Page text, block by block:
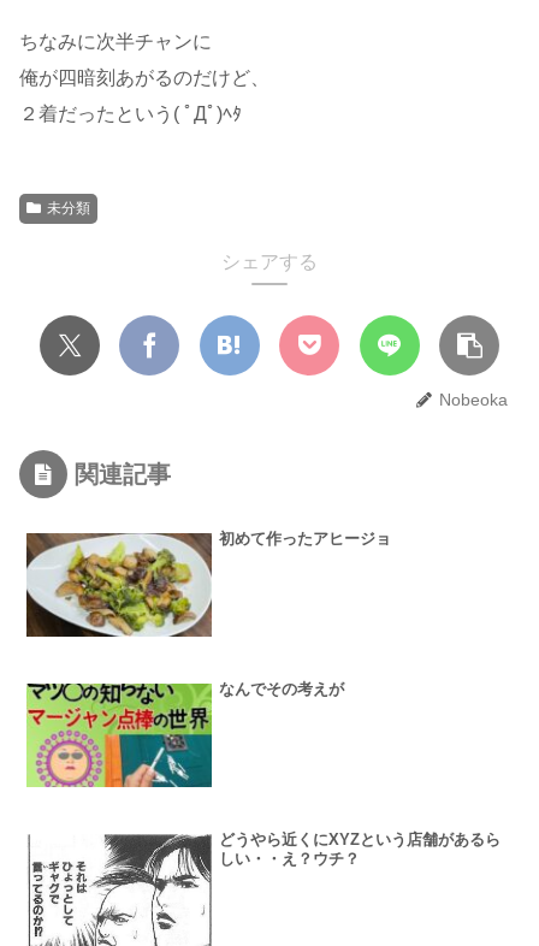
ちなみに次半チャンに
俺が四暗刻あがるのだけど、
２着だったという( ﾟДﾟ)ﾍﾀ
未分類
シェアする
Nobeoka
関連記事
初めて作ったアヒージョ
なんでその考えが
どうやら近くにXYZという店舗があるら
しい・・え？ウチ？